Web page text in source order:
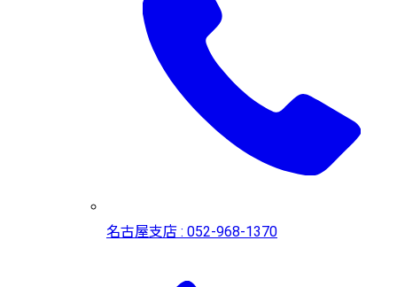
名古屋支店 : 052-968-1370